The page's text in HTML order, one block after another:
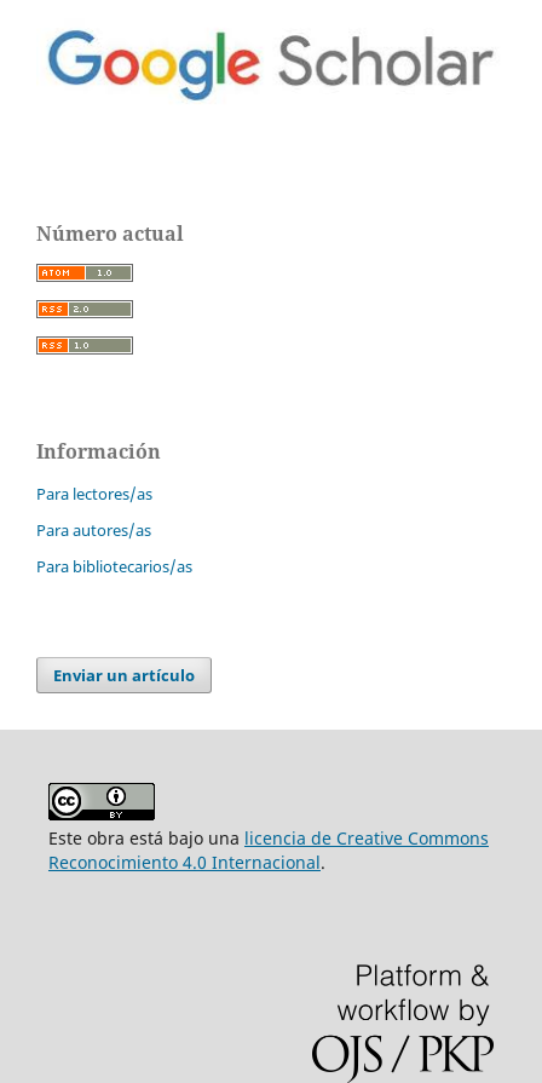
Número actual
Información
Para lectores/as
Para autores/as
Para bibliotecarios/as
Enviar un artículo
Este obra está bajo una licencia de Creative Commons
Reconocimiento 4.0 Internacional.